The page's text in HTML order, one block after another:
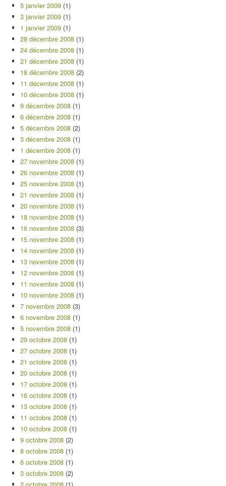
5 janvier 2009 (1)
3 janvier 2009 (1)
1 janvier 2009 (1)
28 décembre 2008 (1)
24 décembre 2008 (1)
21 décembre 2008 (1)
18 décembre 2008 (2)
11 décembre 2008 (1)
10 décembre 2008 (1)
9 décembre 2008 (1)
6 décembre 2008 (1)
5 décembre 2008 (2)
3 décembre 2008 (1)
1 décembre 2008 (1)
27 novembre 2008 (1)
26 novembre 2008 (1)
25 novembre 2008 (1)
21 novembre 2008 (1)
20 novembre 2008 (1)
18 novembre 2008 (1)
16 novembre 2008 (3)
15 novembre 2008 (1)
14 novembre 2008 (1)
13 novembre 2008 (1)
12 novembre 2008 (1)
11 novembre 2008 (1)
10 novembre 2008 (1)
7 novembre 2008 (3)
6 novembre 2008 (1)
5 novembre 2008 (1)
29 octobre 2008 (1)
27 octobre 2008 (1)
21 octobre 2008 (1)
20 octobre 2008 (1)
17 octobre 2008 (1)
16 octobre 2008 (1)
13 octobre 2008 (1)
11 octobre 2008 (1)
10 octobre 2008 (1)
9 octobre 2008 (2)
8 octobre 2008 (1)
6 octobre 2008 (1)
3 octobre 2008 (2)